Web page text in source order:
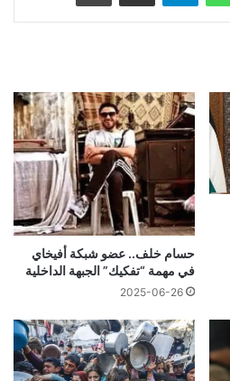
حسام خلف.. عضو شبكة أفيخاي
في مهمة “تفكيك” الجبهة الداخلية
2025-06-26